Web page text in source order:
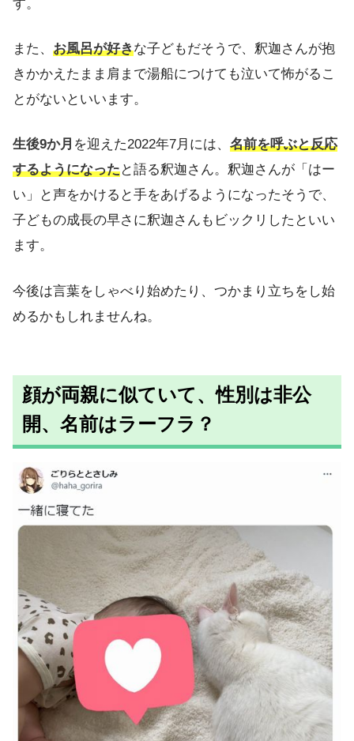
す。
また、 お風呂が好きな子どもだそうで、釈迦さんが抱
きかかえたまま肩まで湯船につけても泣いて怖がるこ
とがないといいます。
生後9か月 を迎えた2022年7月には、 名前を呼ぶと反応
するようになったと語る釈迦さん。釈迦さんが「はー
い」と声をかけると手をあげるようになったそうで、
子どもの成長の早さに釈迦さんもビックリしたといい
ます。
今後は言葉をしゃべり始めたり、つかまり立ちをし始
めるかもしれませんね。
顔が両親に似ていて、性別は非公
開、名前はラーフラ？